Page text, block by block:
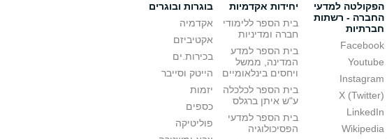
הפקולטה למדעי
החברה - רשתות
חברתיות
Facebook
Youtube
Instagram
X (Twitter)
LinkedIn
Wikipedia
יחידות אקדמיות
בית הספר ללימודי
חברה ומדיניות
בית הספר למדע
המדינה, ממשל
ויחסים בינלאומיים
בית הספר לכלכלה
ע"ש איתן ברגלס
בית הספר למדעי
הפסיכולוגיה
בוגרות ובוגרים
אקדמיה
אקטיביזם
בכירות.ים
הייטק וסייבר
יזמות
כספים
פוליטיקה